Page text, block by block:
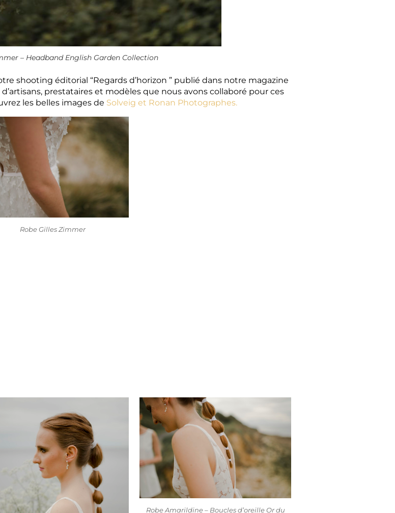
– Headband English Garden Collection
shooting éditorial “Regards d’horizon ” publié dans notre magazine
prestataires et modèles que nous avons collaboré pour ces
les belles images de Solveig et Ronan Photographes.
Robe Gilles Zimmer
Robe Amarildine – Boucles d’oreille Or du